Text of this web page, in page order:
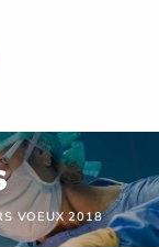
VOEUX 2018